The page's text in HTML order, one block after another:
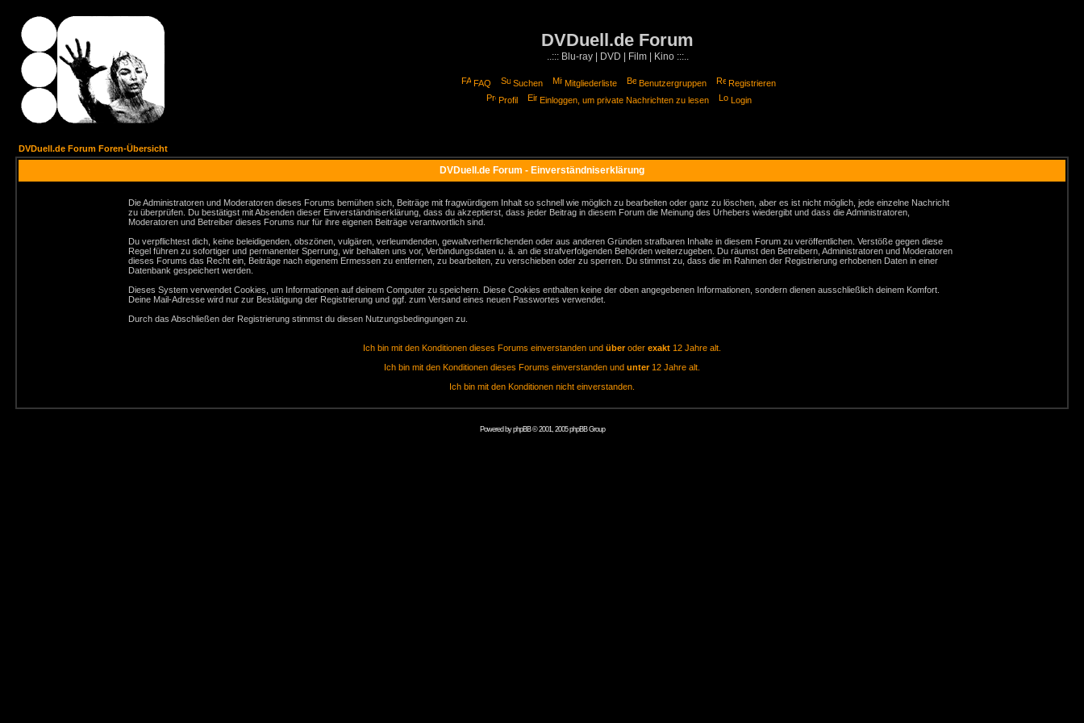
DVDuell.de Forum
..::: Blu-ray | DVD | Film | Kino :::..
FAQ Suchen Mitgliederliste Benutzergruppen
Registrieren
Profil
Einloggen, um private Nachrichten zu lesen Login
DVDuell.de Forum Foren-Übersicht
DVDuell.de Forum - Einverständniserklärung
Die Administratoren und Moderatoren dieses Forums bemühen sich, Beiträge mit fragwürdigem Inhalt so schnell wie möglich zu bearbeiten oder ganz zu löschen, aber es ist nicht möglich, jede einzelne Nachricht
zu überprüfen. Du bestätigst mit Absenden dieser Einverständniserklärung, dass du akzeptierst, dass jeder Beitrag in diesem Forum die Meinung des Urhebers wiedergibt und dass die Administratoren,
Moderatoren und Betreiber dieses Forums nur für ihre eigenen Beiträge verantwortlich sind.
Du verpflichtest dich, keine beleidigenden, obszönen, vulgären, verleumdenden, gewaltverherrlichenden oder aus anderen Gründen strafbaren Inhalte in diesem Forum zu veröffentlichen. Verstöße gegen diese
Regel führen zu sofortiger und permanenter Sperrung, wir behalten uns vor, Verbindungsdaten u. ä. an die strafverfolgenden Behörden weiterzugeben. Du räumst den Betreibern, Administratoren und Moderatoren
dieses Forums das Recht ein, Beiträge nach eigenem Ermessen zu entfernen, zu bearbeiten, zu verschieben oder zu sperren. Du stimmst zu, dass die im Rahmen der Registrierung erhobenen Daten in einer
Datenbank gespeichert werden.
Dieses System verwendet Cookies, um Informationen auf deinem Computer zu speichern. Diese Cookies enthalten keine der oben angegebenen Informationen, sondern dienen ausschließlich deinem Komfort.
Deine Mail-Adresse wird nur zur Bestätigung der Registrierung und ggf. zum Versand eines neuen Passwortes verwendet.
Durch das Abschließen der Registrierung stimmst du diesen Nutzungsbedingungen zu.
Ich bin mit den Konditionen dieses Forums einverstanden und überoder exakt 12 Jahre alt.
Ich bin mit den Konditionen dieses Forums einverstanden und unter12 Jahre alt.
Ich bin mit den Konditionen nicht einverstanden.
Powered byphpBB© 2001, 2005 phpBB Group